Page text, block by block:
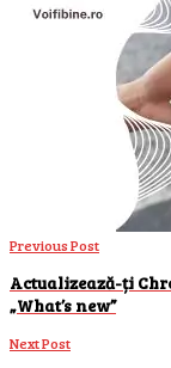
Previous Post
Actualizează-ți
„What’s new”
Next Post